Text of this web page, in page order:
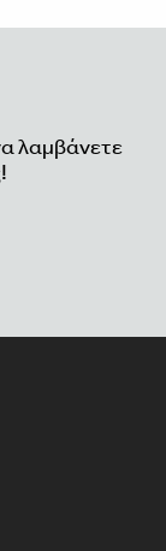
λαμβάνετε